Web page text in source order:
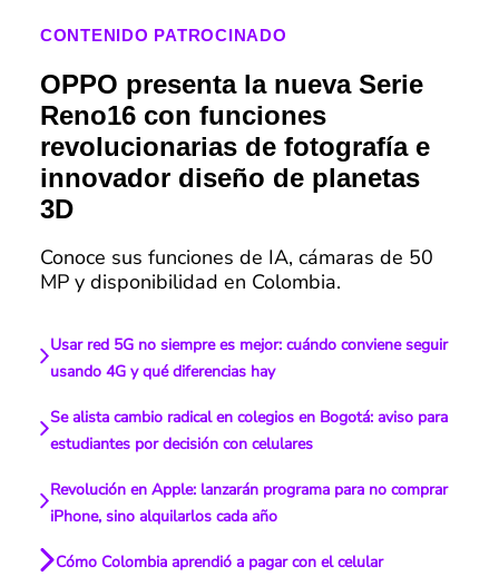
CONTENIDO PATROCINADO
OPPO presenta la nueva Serie
Reno16 con funciones
revolucionarias de fotografía e
innovador diseño de planetas
3D
Conoce sus funciones de IA, cámaras de 50
MP y disponibilidad en Colombia.
Usar red 5G no siempre es mejor: cuándo conviene seguir
usando 4G y qué diferencias hay
Se alista cambio radical en colegios en Bogotá: aviso para
estudiantes por decisión con celulares
Revolución en Apple: lanzarán programa para no comprar
iPhone, sino alquilarlos cada año
Cómo Colombia aprendió a pagar con el celular